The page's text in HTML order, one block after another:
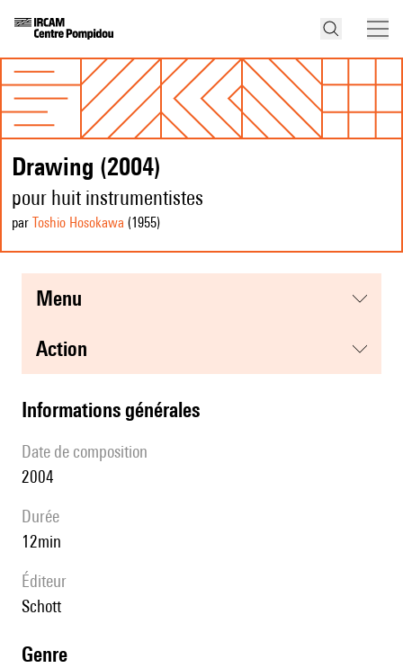
Drawing (2004)
pour huit instrumentistes
par Toshio Hosokawa (1955)
menu
action
informations générales
date de composition
2004
durée
12min
éditeur
Schott
genre